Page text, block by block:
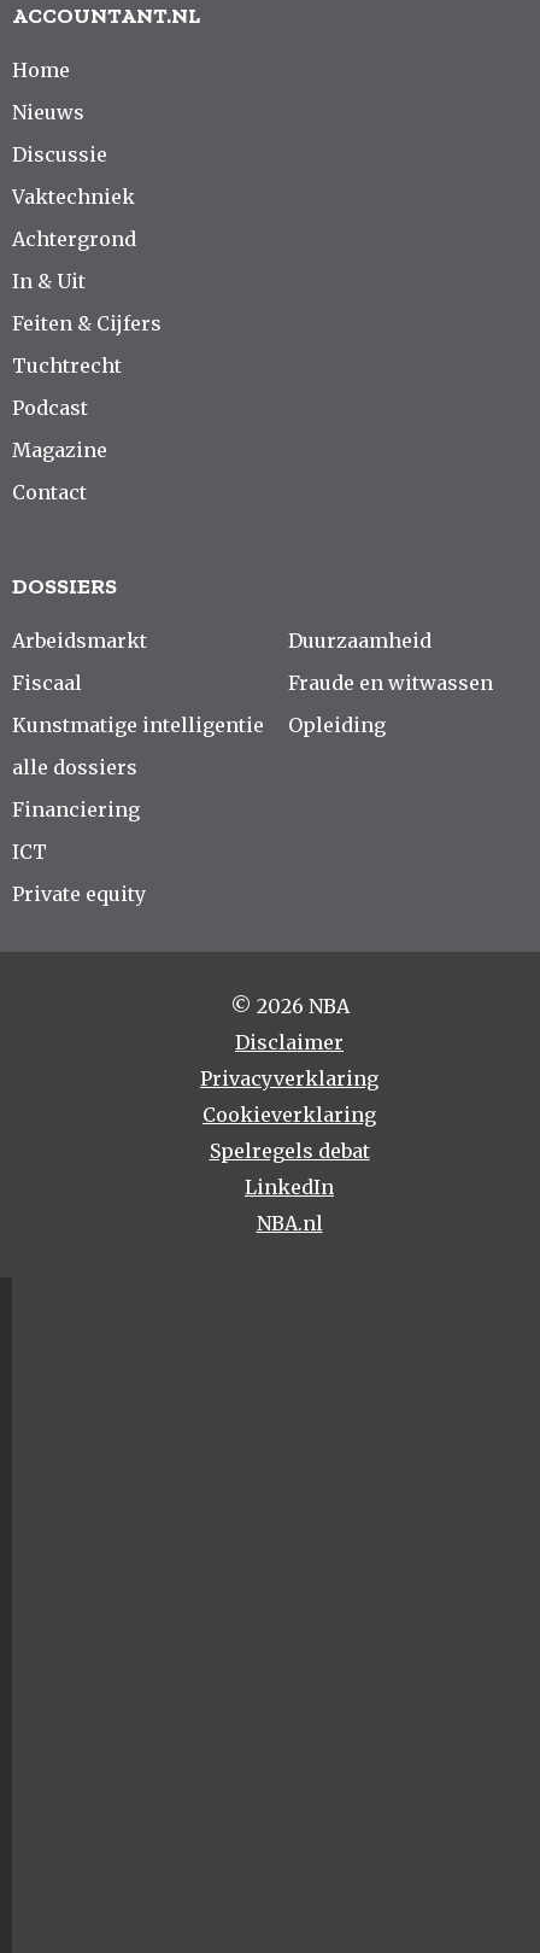
ACCOUNTANT.NL
Home
Nieuws
Discussie
Vaktechniek
Achtergrond
In & Uit
Feiten & Cijfers
Tuchtrecht
Podcast
Magazine
Contact
DOSSIERS
Arbeidsmarkt
Fiscaal
Kunstmatige intelligentie
alle dossiers
Duurzaamheid
Fraude en witwassen
Opleiding
Financiering
ICT
Private equity
© 2026 NBA
Disclaimer
Privacyverklaring
Cookieverklaring
Spelregels debat
LinkedIn
NBA.nl